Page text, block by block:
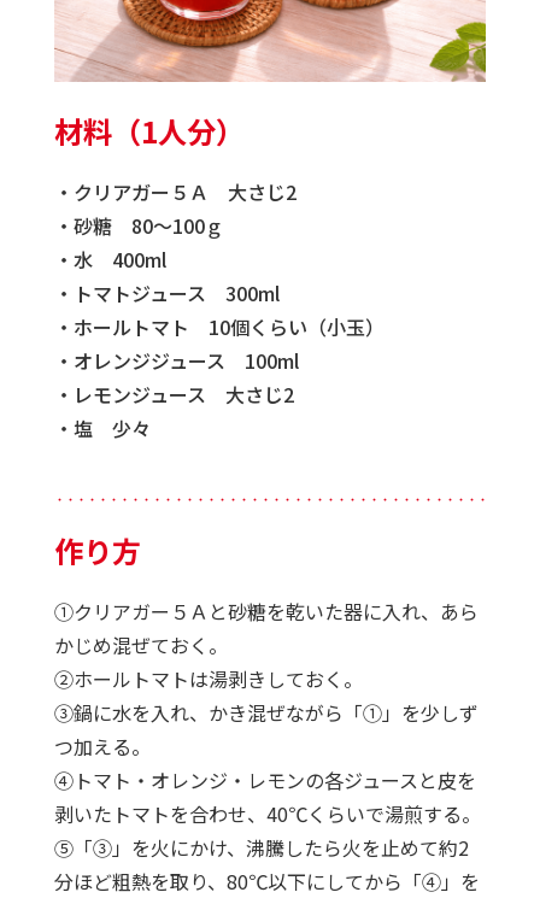
材料（1人分）
・クリアガー５Ａ 大さじ2
・砂糖 80～100ｇ
・水 400ml
・トマトジュース 300ml
・ホールトマト 10個くらい（小玉）
・オレンジジュース 100ml
・レモンジュース 大さじ2
・塩 少々
・・・・・・・・・・・・・・・・・・・・・・・・・・・・・・・・・・・・・・・・・・・
作り方
①クリアガー５Ａと砂糖を乾いた器に入れ、あら
かじめ混ぜておく。
②ホールトマトは湯剥きしておく。
③鍋に水を入れ、かき混ぜながら「①」を少しず
つ加える。
④トマト・オレンジ・レモンの各ジュースと皮を
剥いたトマトを合わせ、40℃くらいで湯煎する。
⑤「③」を火にかけ、沸騰したら火を止めて約2
分ほど粗熱を取り、80℃以下にしてから「④」を